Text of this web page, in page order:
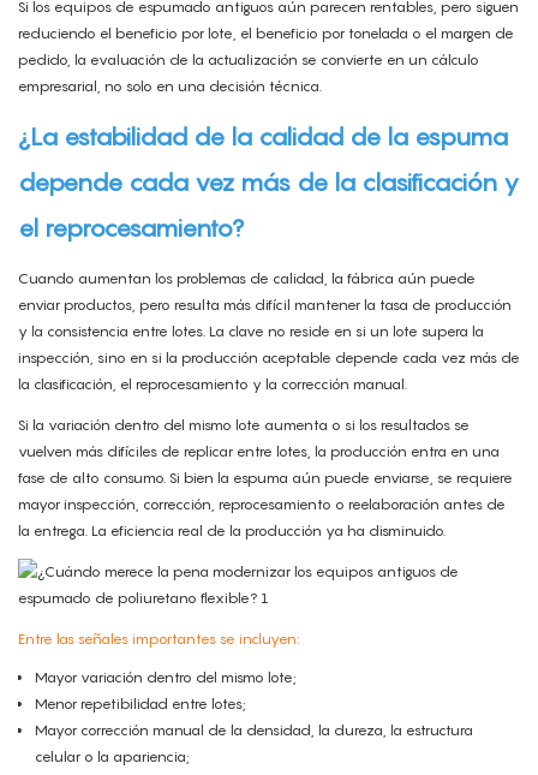
Si los equipos de espumado antiguos aún parecen rentables, pero siguen
reduciendo el beneficio por lote, el beneficio por tonelada o el margen de
pedido, la evaluación de la actualización se convierte en un cálculo
empresarial, no solo en una decisión técnica.
¿La estabilidad de la calidad de la espuma
depende cada vez más de la clasificación y
el reprocesamiento?
Cuando aumentan los problemas de calidad, la fábrica aún puede
enviar productos, pero resulta más difícil mantener la tasa de producción
y la consistencia entre lotes. La clave no reside en si un lote supera la
inspección, sino en si la producción aceptable depende cada vez más de
la clasificación, el reprocesamiento y la corrección manual.
Si la variación dentro del mismo lote aumenta o si los resultados se
vuelven más difíciles de replicar entre lotes, la producción entra en una
fase de alto consumo. Si bien la espuma aún puede enviarse, se requiere
mayor inspección, corrección, reprocesamiento o reelaboración antes de
la entrega. La eficiencia real de la producción ya ha disminuido.
Entre las señales importantes se incluyen:
Mayor variación dentro del mismo lote;
Menor repetibilidad entre lotes;
Mayor corrección manual de la densidad, la dureza, la estructura
celular o la apariencia;